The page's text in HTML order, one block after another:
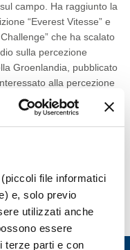
file informatici
e, solo previo
utilizzati anche
essere
terze parti e con
campo. Ha raggiunto la
“Everest Vitesse” e
che ha scalato
sulla percezione
Groenlandia, pubblicato
alla percezione
numerosi studi sul
di Rovereto.